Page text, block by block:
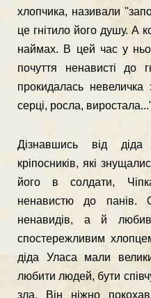
хлопчика, називали
це гнітило його душу. А
наймах. В цей час у
почуття ненависті до
прокидалась невеличка
серці, росла,
Дізнавшись від
кріпосників, які
його в солдати,
ненавис­тю до панів.
ненавидів, а й
спостережливим
діда Уласа мали
любити людей, бути
зла. Він ніжно